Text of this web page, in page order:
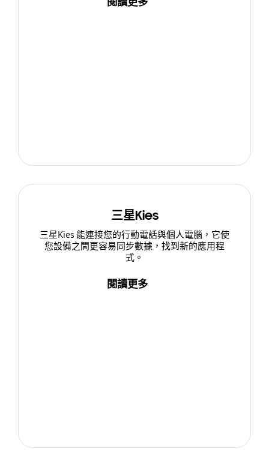
三星Kies
三星Kies 能連接您的行動電話與個人電腦，它使
您設備之間更容易同步數據，找到新的應用程
式。
閱讀更多